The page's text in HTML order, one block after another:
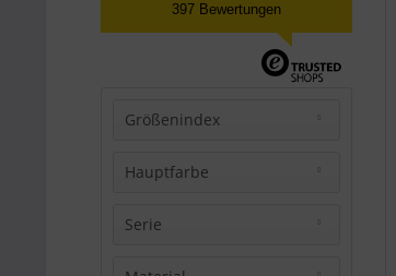
397 Bewertungen
Größenindex
L (71-75 cm)
Hauptfarbe
Gold
Serie